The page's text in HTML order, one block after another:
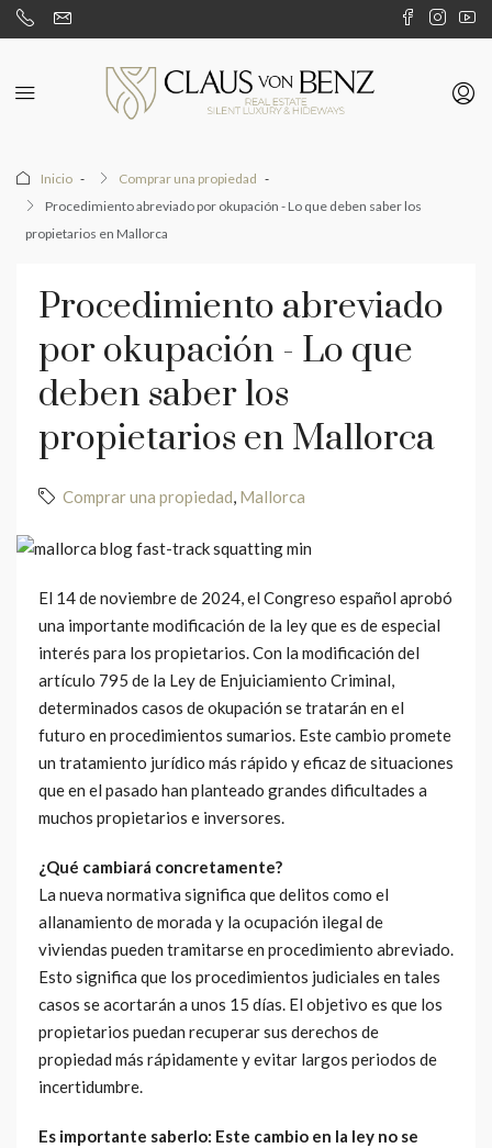
Inicio
Comprar una propiedad
Procedimiento abreviado por okupación - Lo que deben saber los
propietarios en Mallorca
Procedimiento abreviado
por okupación - Lo que
deben saber los
propietarios en Mallorca
Comprar una propiedad, Mallorca
El 14 de noviembre de 2024, el Congreso español aprobó
una importante modificación de la ley que es de especial
interés para los propietarios. Con la modificación del
artículo 795 de la Ley de Enjuiciamiento Criminal,
determinados casos de okupación se tratarán en el
futuro en procedimientos sumarios. Este cambio promete
un tratamiento jurídico más rápido y eficaz de situaciones
que en el pasado han planteado grandes dificultades a
muchos propietarios e inversores.
¿Qué cambiará concretamente?
La nueva normativa significa que delitos como el
allanamiento de morada y la ocupación ilegal de
viviendas pueden tramitarse en procedimiento abreviado.
Esto significa que los procedimientos judiciales en tales
casos se acortarán a unos 15 días. El objetivo es que los
propietarios puedan recuperar sus derechos de
propiedad más rápidamente y evitar largos periodos de
incertidumbre.
Es importante saberlo: Este cambio en la ley no se